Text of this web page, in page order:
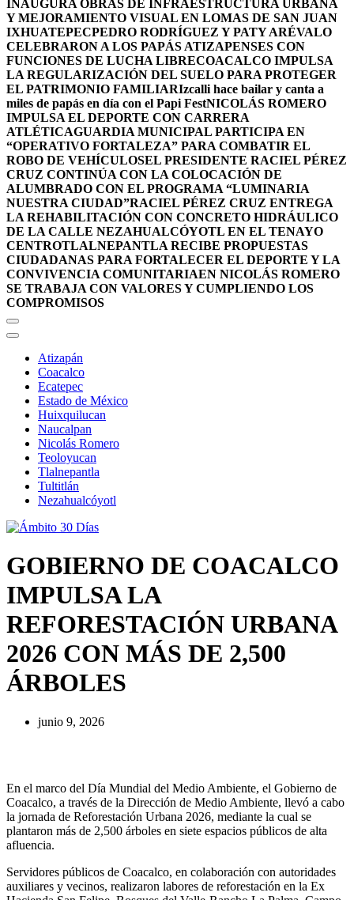
INAUGURA OBRAS DE INFRAESTRUCTURA URBANA
Y MEJORAMIENTO VISUAL EN LOMAS DE SAN JUAN
IXHUATEPECPEDRO RODRÍGUEZ Y PATY ARÉVALO
CELEBRARON A LOS PAPÁS ATIZAPENSES CON
FUNCIONES DE LUCHA LIBRECOACALCO IMPULSA
LA REGULARIZACIÓN DEL SUELO PARA PROTEGER
EL PATRIMONIO FAMILIARIzcalli hace bailar y canta a
miles de papás en día con el Papi FestNICOLÁS ROMERO
IMPULSA EL DEPORTE CON CARRERA
ATLÉTICAGUARDIA MUNICIPAL PARTICIPA EN
“OPERATIVO FORTALEZA” PARA COMBATIR EL
ROBO DE VEHÍCULOSEL PRESIDENTE RACIEL PÉREZ
CRUZ CONTINÚA CON LA COLOCACIÓN DE
ALUMBRADO CON EL PROGRAMA “LUMINARIA
NUESTRA CIUDAD”RACIEL PÉREZ CRUZ ENTREGA
LA REHABILITACIÓN CON CONCRETO HIDRÁULICO
DE LA CALLE NEZAHUALCÓYOTL EN EL TENAYO
CENTROTLALNEPANTLA RECIBE PROPUESTAS
CIUDADANAS PARA FORTALECER EL DEPORTE Y LA
CONVIVENCIA COMUNITARIAEN NICOLÁS ROMERO
SE TRABAJA CON VALORES Y CUMPLIENDO LOS
COMPROMISOS
Atizapán
Coacalco
Ecatepec
Estado de México
Huixquilucan
Naucalpan
Nicolás Romero
Teoloyucan
Tlalnepantla
Tultitlán
Nezahualcóyotl
GOBIERNO DE COACALCO
IMPULSA LA
REFORESTACIÓN URBANA
2026 CON MÁS DE 2,500
ÁRBOLES
junio 9, 2026
En el marco del Día Mundial del Medio Ambiente, el Gobierno de
Coacalco, a través de la Dirección de Medio Ambiente, llevó a cabo
la jornada de Reforestación Urbana 2026, mediante la cual se
plantaron más de 2,500 árboles en siete espacios públicos de alta
afluencia.
Servidores públicos de Coacalco, en colaboración con autoridades
auxiliares y vecinos, realizaron labores de reforestación en la Ex